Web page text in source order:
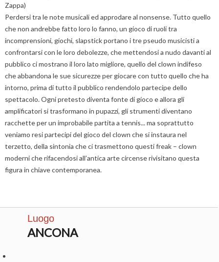
Zappa)
Perdersi tra le note musicali ed approdare al nonsense. Tutto quello
che non andrebbe fatto loro lo fanno, un gioco di ruoli tra
incomprensioni, giochi, slapstick portano i tre pseudo musicisti a
confrontarsi con le loro debolezze, che mettendosi a nudo davanti al
pubblico ci mostrano il loro lato migliore, quello del clown indifeso
che abbandona le sue sicurezze per giocare con tutto quello che ha
intorno, prima di tutto il pubblico rendendolo partecipe dello
spettacolo. Ogni pretesto diventa fonte di gioco e allora gli
amplificatori si trasformano in pupazzi, gli strumenti diventano
racchette per un improbabile partita a tennis... ma soprattutto
veniamo resi partecipi del gioco del clown che si instaura nel
terzetto, della sintonia che ci trasmettono questi freak – clown
moderni che rifacendosi all’antica arte circense rivisitano questa
figura in chiave contemporanea.
Luogo
ANCONA